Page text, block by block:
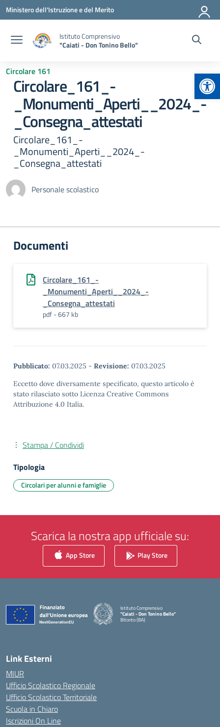
Vai ai contenuti
Vai al menu di navigazione
Vai al footer
Ministero dell'Istruzione e del Merito
Istituto Comprensivo
"Caiati - Don Tonino Bello"
Circolare 161
Circolare_161_-
_Monumenti_Aperti__2024_-
_Consegna_attestati
Circolare_161_-
_Monumenti_Aperti__2024_-
_Consegna_attestati
Personale scolastico
Documenti
Circolare_161_-
_Monumenti_Aperti__2024_-
_Consegna_attestati
pdf - 667 kb
Pubblicato: 07.03.2025 - Revisione: 07.03.2025
Eccetto dove diversamente specificato, questo articolo è
stato rilasciato sotto Licenza Creative Commons
Attribuzione 4.0 Italia.
Stampa / Condividi
Tipologia
Circolari per alunni e famiglie
Scarica la nostra app ufficiale su:
App Store Play Store
Istituto Comprensivo
"Caiati - Don Tonino Bello"
Bitonto (BA)
Link Esterni
MIUR
Ufficio Scolastico Regionale
Ufficio Scolastico Territoriale
Scuola in Chiaro
Iscrizioni On Line